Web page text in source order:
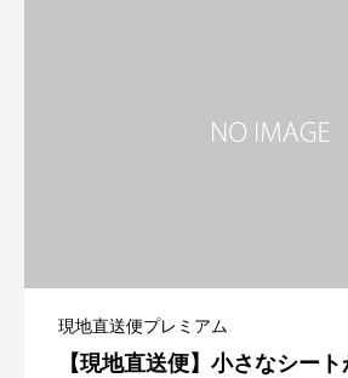
現地直送便プレミアム
【現地直送便】小さなシート